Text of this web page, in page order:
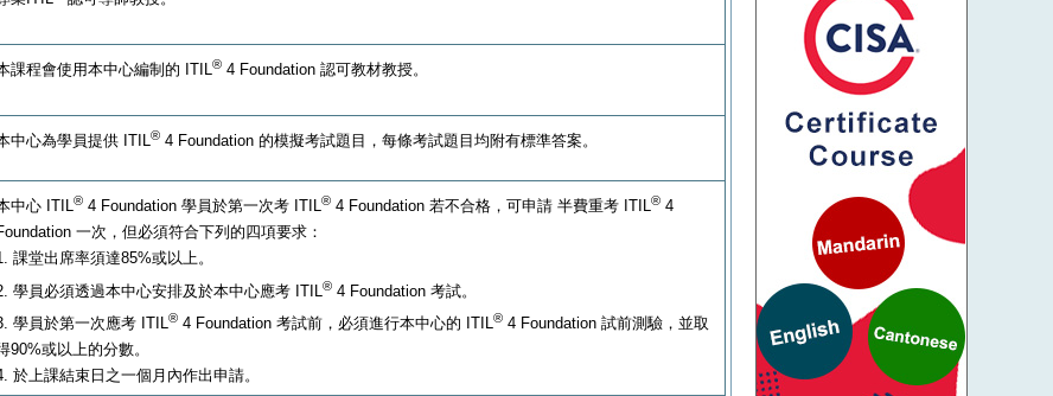
課程會使用本中心編制的 ITIL® 4 Foundation 認可教材教授。
中心為學員提供 ITIL® 4 Foundation 的模擬考試題目，每條考試題目均附有標準答案。
中心 ITIL® 4 Foundation 學員於第一次考 ITIL® 4 Foundation 若不合格，可申請 半費重考 ITIL® 4
一次，但必須符合下列的四項要求：
課堂出席率須達85%或以上。
學員必須透過本中心安排及於本中心應考 ITIL ® 4 Foundation 考試。
學員於第一次應考 ITIL® 4 Foundation 考試前，必須進行本中心的 ITIL® 4 Foundation 試前測驗，並取
90%或以上的分數。
於上課結束日之一個月內作出申請。